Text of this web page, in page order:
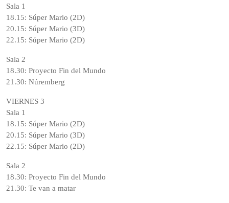
Sala 1
18.15: Súper Mario (2D)
20.15: Súper Mario (3D)
22.15: Súper Mario (2D)
Sala 2
18.30: Proyecto Fin del Mundo
21.30: Núremberg
VIERNES 3
Sala 1
18.15: Súper Mario (2D)
20.15: Súper Mario (3D)
22.15: Súper Mario (2D)
Sala 2
18.30: Proyecto Fin del Mundo
21.30: Te van a matar